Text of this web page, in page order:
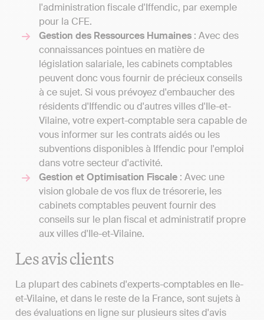
l'administration fiscale d'Iffendic, par exemple
pour la CFE.
Gestion des Ressources Humaines : Avec des
connaissances pointues en matière de
législation salariale, les cabinets comptables
peuvent donc vous fournir de précieux conseils
à ce sujet. Si vous prévoyez d'embaucher des
résidents d'Iffendic ou d'autres villes d'Ile-et-
Vilaine, votre expert-comptable sera capable de
vous informer sur les contrats aidés ou les
subventions disponibles à Iffendic pour l'emploi
dans votre secteur d'activité.
Gestion et Optimisation Fiscale : Avec une
vision globale de vos flux de trésorerie, les
cabinets comptables peuvent fournir des
conseils sur le plan fiscal et administratif propre
aux villes d'Ile-et-Vilaine.
Les avis clients
La plupart des cabinets d'experts-comptables en Ile-
et-Vilaine, et dans le reste de la France, sont sujets à
des évaluations en ligne sur plusieurs sites d'avis